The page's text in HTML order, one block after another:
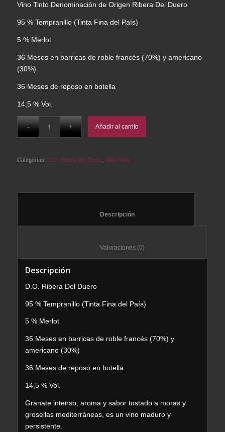
Vino Tinto Denominación de Origen Ribera Del Duero
95 % Tempranillo (Tinta Fina del País)
5 % Merlot
36 Meses en barricas de roble francés (70%) y americano
(30%)
36 Meses de reposo en botella
14,5 % Vol.
Añadir al carrito
Categorías: D.O. Ribera Del Duero, Vino Tinto
						Descripción
Descripción
D.O. Ribera Del Duero
95 % Tempranillo (Tinta Fina del País)
5 % Merlot
36 Meses en barricas de roble francés (70%) y
americano (30%)
36 Meses de reposo en botella
14,5 % Vol.
Granate intenso, aroma y sabor tostado a moras y
grosellas mediterráneas, es un vino maduro y
persistente.